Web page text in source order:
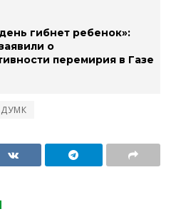
гибнет ребенок»:
о
перемирия в Газе
ДУМК